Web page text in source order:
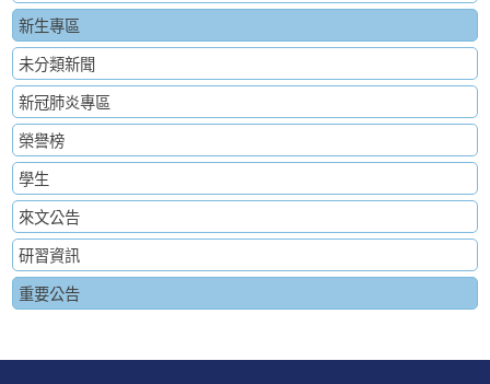
新生專區
未分類新聞
新冠肺炎專區
榮譽榜
學生
來文公告
研習資訊
重要公告